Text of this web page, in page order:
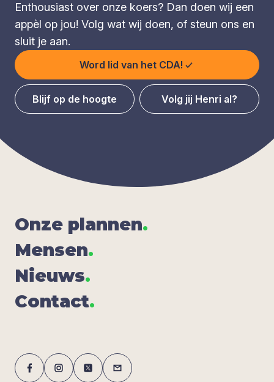
Enthousiast over onze koers? Dan doen wij een
appèl op jou! Volg wat wij doen, of steun ons en
sluit je aan.
Word lid van het CDA!
Blijf op de hoogte Volg jij Henri al?
Onze plan­nen.
Men­sen.
Nieuws.
Con­tact.